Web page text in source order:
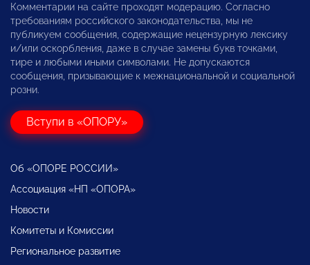
Комментарии на сайте проходят модерацию. Согласно
требованиям российского законодательства, мы не
публикуем сообщения, содержащие нецензурную лексику
и/или оскорбления, даже в случае замены букв точками,
тире и любыми иными символами. Не допускаются
сообщения, призывающие к межнациональной и социальной
розни.
Вступи в «ОПОРУ»
Об «ОПОРЕ РОССИИ»
Ассоциация «НП «ОПОРА»
Новости
Комитеты и Комиссии
Региональное развитие